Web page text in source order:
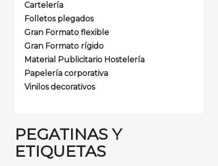
Cartelería
Folletos plegados
Gran Formato flexible
Gran Formato rígido
Material Publicitario Hostelería
Papelería corporativa
Vinilos decorativos
PEGATINAS Y
ETIQUETAS